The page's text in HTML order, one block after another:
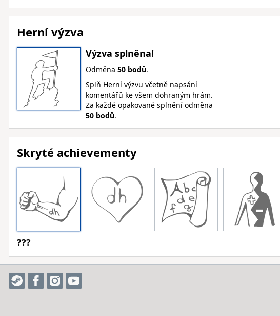
Herní výzva
Výzva splněna!
Odměna 50 bodů.
Splň Herní výzvu včetně napsání
komentářů ke všem dohraným hrám.
Za každé opakované splnění odměna
50 bodů.
Skryté achievementy
???